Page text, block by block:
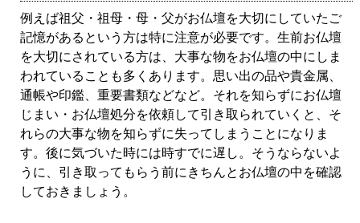
例えば祖父・祖母・母・父がお仏壇を大切にしていたご
記憶があるという方は特に注意が必要です。生前お仏壇
を大切にされている方は、大事な物をお仏壇の中にしま
われていることも多くあります。思い出の品や貴金属、
通帳や印鑑、重要書類などなど。それを知らずにお仏壇
じまい・お仏壇処分を依頼して引き取られていくと、そ
れらの大事な物を知らずに失ってしまうことになりま
す。後に気づいた時には時すでに遅し。そうならないよ
うに、引き取ってもらう前にきちんとお仏壇の中を確認
しておきましょう。